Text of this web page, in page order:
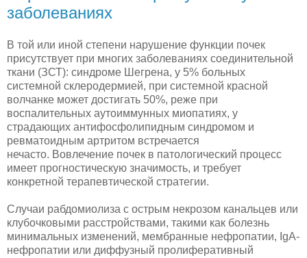
заболеваниях
В той или иной степени нарушение функции почек
присутствует при многих заболеваниях соединительной
ткани (ЗСТ): синдроме Шегрена, у 5% больных
системной склеродермией, при системной красной
волчанке может достигать 50%, реже при
воспалительных аутоиммунных миопатиях, у
страдающих антифосфолипидным синдромом и
ревматоидным артритом встречается
нечасто. Вовлечение почек в патологический процесс
имеет прогностическую значимость, и требует
конкретной терапевтической стратегии.
Случаи рабдомиолиза с острым некрозом канальцев или
клубочковыми расстройствами, такими как болезнь
минимальных изменений, мембранные нефропатии, IgA-
нефропатии или диффузный пролиферативный